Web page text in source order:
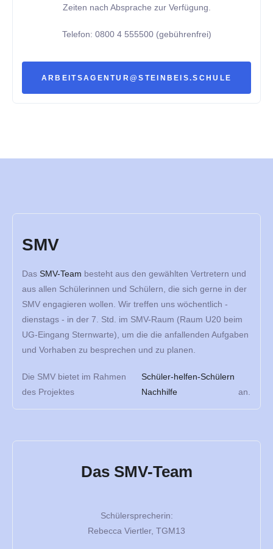
Zeiten nach Absprache zur Verfügung.
Telefon: 0800 4 555500 (gebührenfrei)
ARBEITSAGENTUR@STEINBEIS.SCHULE
SMV
Das SMV-Team besteht aus den gewählten Vertretern und
aus allen Schülerinnen und Schülern, die sich gerne in der
SMV engagieren wollen. Wir treffen uns wöchentlich -
dienstags - in der 7. Std. im SMV-Raum (Raum U20 beim
UG-Eingang Sternwarte), um die die anfallenden Aufgaben
und Vorhaben zu besprechen und zu planen.
Die SMV bietet im Rahmen
des Projektes
Schüler-helfen-Schülern
Nachhilfe
an.
Das SMV-Team
Schülersprecherin:
Rebecca Viertler, TGM13